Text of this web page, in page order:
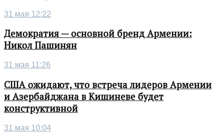
31 мая 12:22
Демократия — основной бренд Армении:
Никол Пашинян
31 мая 11:26
США ожидают, что встреча лидеров Армении
и Азербайджана в Кишиневе будет
конструктивной
31 мая 10:04